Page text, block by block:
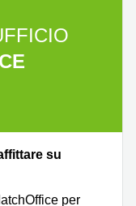
su
per